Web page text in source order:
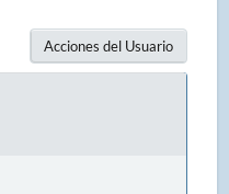
Acciones del Usuario